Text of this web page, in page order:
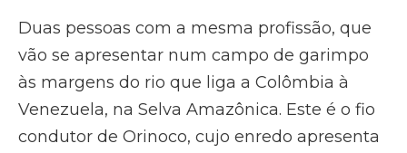
Duas pessoas com a mesma profissão, que
vão se apresentar num campo de garimpo
às margens do rio que liga a Colômbia à
Venezuela, na Selva Amazônica. Este é o fio
condutor de Orinoco, cujo enredo apresenta